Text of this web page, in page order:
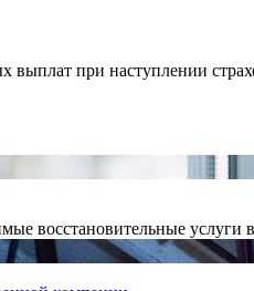
при наступлении
восстановительные услуги